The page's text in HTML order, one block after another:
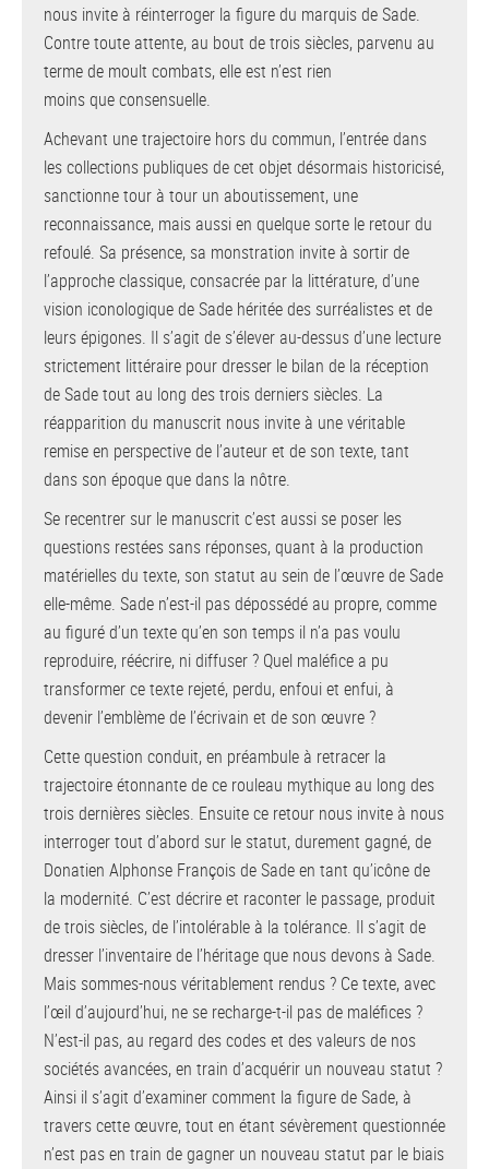
nous invite à réinterroger la figure du marquis de Sade.
Contre toute attente, au bout de trois siècles, parvenu au
terme de moult combats, elle est n’est rien
moins que consensuelle.
Achevant une trajectoire hors du commun, l’entrée dans
les collections publiques de cet objet désormais historicisé,
sanctionne tour à tour un aboutissement, une
reconnaissance, mais aussi en quelque sorte le retour du
refoulé. Sa présence, sa monstration invite à sortir de
l’approche classique, consacrée par la littérature, d’une
vision iconologique de Sade héritée des surréalistes et de
leurs épigones. Il s’agit de s’élever au-dessus d’une lecture
strictement littéraire pour dresser le bilan de la réception
de Sade tout au long des trois derniers siècles. La
réapparition du manuscrit nous invite à une véritable
remise en perspective de l’auteur et de son texte, tant
dans son époque que dans la nôtre.
Se recentrer sur le manuscrit c’est aussi se poser les
questions restées sans réponses, quant à la production
matérielles du texte, son statut au sein de l’œuvre de Sade
elle-même. Sade n’est-il pas dépossédé au propre, comme
au figuré d’un texte qu’en son temps il n’a pas voulu
reproduire, réécrire, ni diffuser ? Quel maléfice a pu
transformer ce texte rejeté, perdu, enfoui et enfui, à
devenir l’emblème de l’écrivain et de son œuvre ?
Cette question conduit, en préambule à retracer la
trajectoire étonnante de ce rouleau mythique au long des
trois dernières siècles. Ensuite ce retour nous invite à nous
interroger tout d’abord sur le statut, durement gagné, de
Donatien Alphonse François de Sade en tant qu’icône de
la modernité. C’est décrire et raconter le passage, produit
de trois siècles, de l’intolérable à la tolérance. Il s’agit de
dresser l’inventaire de l’héritage que nous devons à Sade.
Mais sommes-nous véritablement rendus ? Ce texte, avec
l’œil d’aujourd’hui, ne se recharge-t-il pas de maléfices ?
N’est-il pas, au regard des codes et des valeurs de nos
sociétés avancées, en train d’acquérir un nouveau statut ?
Ainsi il s’agit d’examiner comment la figure de Sade, à
travers cette œuvre, tout en étant sévèrement questionnée
n’est pas en train de gagner un nouveau statut par le biais